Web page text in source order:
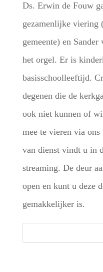
Ds. Erwin de Fouw
gezamenlijke viering
gemeente) en
het orgel. Er is
basisschoolleeftijd.
degenen die de
ook niet kunnen of
mee te vieren via ons
van dienst vindt u in
streaming. De deur
open en kunt u deze
gemakkelijker is.